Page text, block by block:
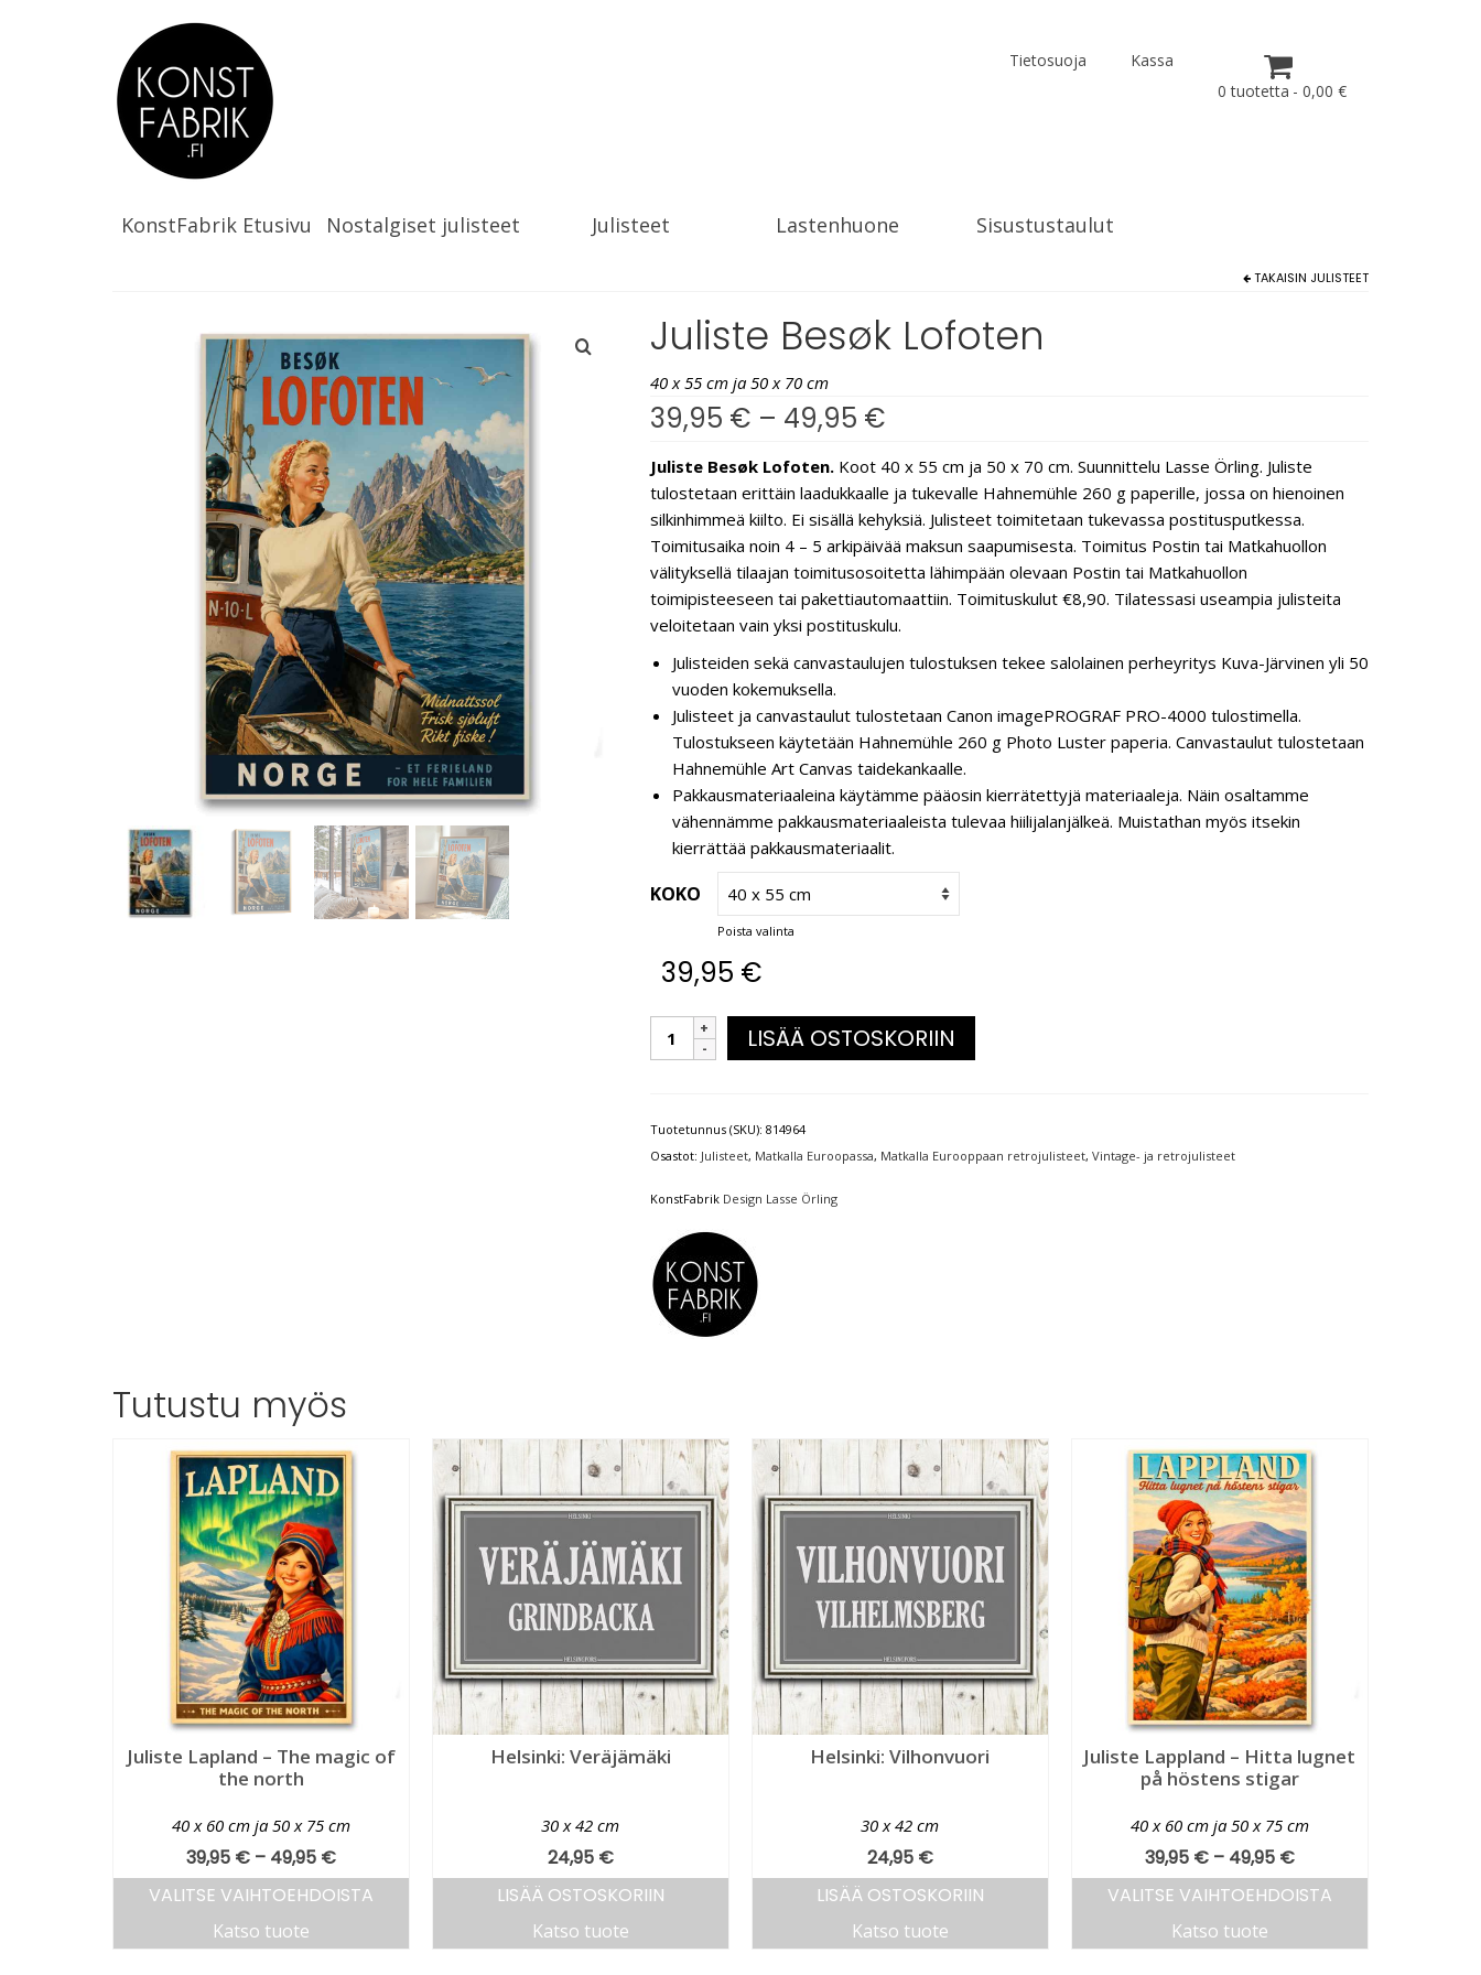
Tietosuoja
Kassa
0 tuotetta
0,00 €
KonstFabrik Etusivu Nostalgiset julisteet Julisteet Lastenhuone Sisustustaulut
TAKAISIN JULISTEET
Juliste Besøk Lofoten
40 x 55 cm ja 50 x 70 cm
39,95 € – 49,95 €
Juliste Besøk Lofoten.Koot 40 x 55 cm ja 50 x 70 cm. Suunnittelu Lasse Örling. Juliste
tulostetaan erittäin laadukkaalle ja tukevalle Hahnemühle 260 g paperille, jossa on hienoinen
silkinhimmeä kiilto. Ei sisällä kehyksiä. Julisteet toimitetaan tukevassa postitusputkessa.
Toimitusaika noin 4 – 5 arkipäivää maksun saapumisesta. Toimitus Postin tai Matkahuollon
välityksellä tilaajan toimitusosoitetta lähimpään olevaan Postin tai Matkahuollon
toimipisteeseen tai pakettiautomaattiin. Toimituskulut €8,90. Tilatessasi useampia julisteita
veloitetaan vain yksi postituskulu.
Julisteiden sekä canvastaulujen tulostuksen tekee salolainen perheyritys Kuva-Järvinen yli 50
vuoden kokemuksella.
Julisteet ja canvastaulut tulostetaan Canon imagePROGRAF PRO-4000 tulostimella.
Tulostukseen käytetään Hahnemühle 260 g Photo Luster paperia. Canvastaulut tulostetaan
Hahnemühle Art Canvas taidekankaalle.
Pakkausmateriaaleina käytämme pääosin kierrätettyjä materiaaleja. Näin osaltamme
vähennämme pakkausmateriaaleista tulevaa hiilijalanjälkeä. Muistathan myös itsekin
kierrättää pakkausmateriaalit.
KOKO
Poista valinta
39,95 €
LISÄÄ OSTOSKORIIN
Tuotetunnus (SKU): 814964
Osastot: Julisteet, Matkalla Euroopassa, Matkalla Eurooppaan retrojulisteet, Vintage- ja retrojulisteet
KonstFabrik Design Lasse Örling
Tutustu myös
Juliste Lapland – The magic of
the north
40 x 60 cm ja 50 x 75 cm
39,95 € – 49,95 €
VALITSE VAIHTOEHDOISTA
Katso tuote
Helsinki: Veräjämäki
30 x 42 cm
24,95 €
LISÄÄ OSTOSKORIIN
Katso tuote
Helsinki: Vilhonvuori
30 x 42 cm
24,95 €
LISÄÄ OSTOSKORIIN
Katso tuote
Juliste Lappland – Hitta lugnet
på höstens stigar
40 x 60 cm ja 50 x 75 cm
39,95 € – 49,95 €
VALITSE VAIHTOEHDOISTA
Katso tuote